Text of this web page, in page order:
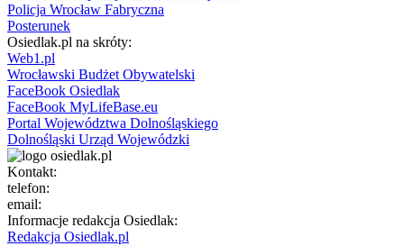
Policja Wrocław Fabryczna
Posterunek
Osiedlak.pl na skróty:
Web1.pl
Wrocławski Budżet Obywatelski
FaceBook Osiedlak
FaceBook MyLifeBase.eu
Portal Województwa Dolnośląskiego
Dolnośląski Urząd Wojewódzki
Kontakt:
telefon:
email:
Informacje redakcja Osiedlak:
Redakcja Osiedlak.pl